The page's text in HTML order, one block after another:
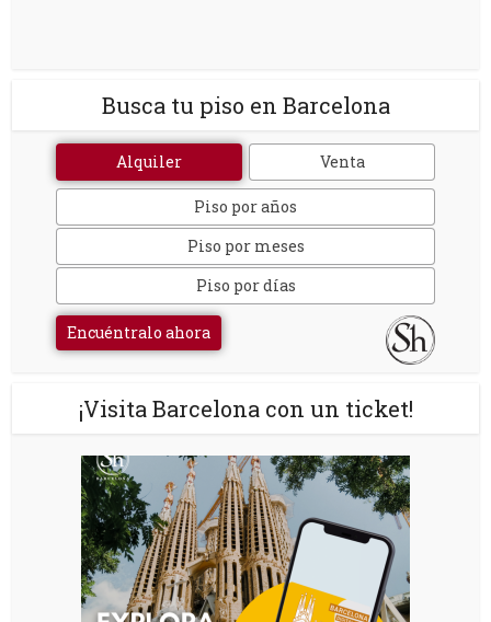
Busca tu piso en Barcelona
Alquiler Venta
Piso por años
Piso por meses
Piso por días
Encuéntralo ahora
¡Visita Barcelona con un ticket!